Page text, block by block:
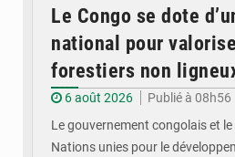
Le Congo se dote
national pour
forestiers non
6 août 2026
Publié à 08h56
Le gouvernement congolais et
Nations unies pour le